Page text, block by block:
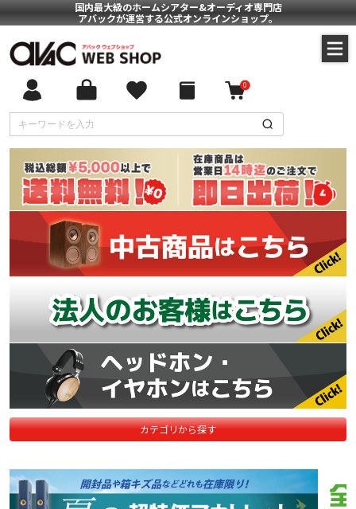
国内最大級のホームシアター&オーディオ専門店
アバックが運営する公式オンラインショップ。
0
カテゴリから探す